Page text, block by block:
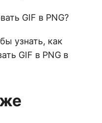
GIF в PNG?
узнать, как
GIF в PNG в